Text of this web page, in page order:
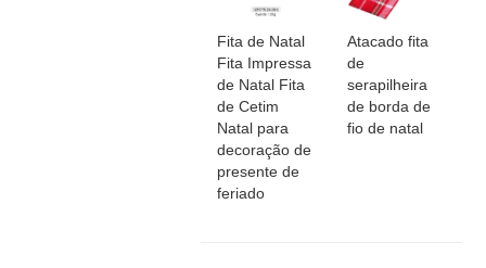
Fita de Natal
Fita Impressa
de Natal Fita
de Cetim
Natal para
decoração de
presente de
feriado
Atacado fita
de
serapilheira
de borda de
fio de natal